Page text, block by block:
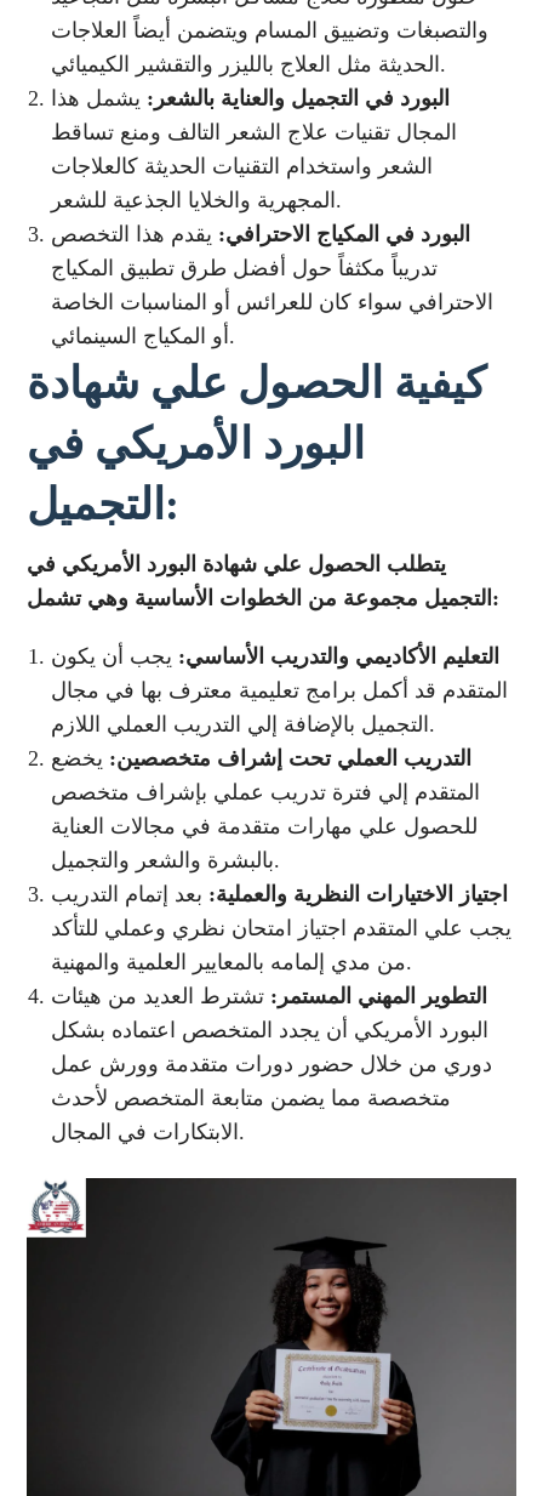
والتصبغات وتضييق المسام ويتضمن أيضاً العلاجات
الحديثة مثل العلاج بالليزر والتقشير الكيميائي.
البورد في التجميل والعناية بالشعر: يشمل هذا
المجال تقنيات علاج الشعر التالف ومنع تساقط
الشعر واستخدام التقنيات الحديثة كالعلاجات
المجهرية والخلايا الجذعية للشعر.
البورد في المكياج الاحترافي: يقدم هذا التخصص
تدريباً مكثفاً حول أفضل طرق تطبيق المكياج
الاحترافي سواء كان للعرائس أو المناسبات الخاصة
أو المكياج السينمائي.
كيفية الحصول علي شهادة
البورد الأمريكي في
التجميل:
يتطلب الحصول علي شهادة البورد الأمريكي في
التجميل مجموعة من الخطوات الأساسية وهي تشمل:
التعليم الأكاديمي والتدريب الأساسي: يجب أن يكون
المتقدم قد أكمل برامج تعليمية معترف بها في مجال
التجميل بالإضافة إلي التدريب العملي اللازم.
التدريب العملي تحت إشراف متخصصين: يخضع
المتقدم إلي فترة تدريب عملي بإشراف متخصص
للحصول علي مهارات متقدمة في مجالات العناية
بالبشرة والشعر والتجميل.
اجتياز الاختيارات النظرية والعملية: بعد إتمام التدريب
يجب علي المتقدم اجتياز امتحان نظري وعملي للتأكد
من مدي إلمامه بالمعايير العلمية والمهنية.
التطوير المهني المستمر: تشترط العديد من هيئات
البورد الأمريكي أن يجدد المتخصص اعتماده بشكل
دوري من خلال حضور دورات متقدمة وورش عمل
متخصصة مما يضمن متابعة المتخصص لأحدث
الابتكارات في المجال.